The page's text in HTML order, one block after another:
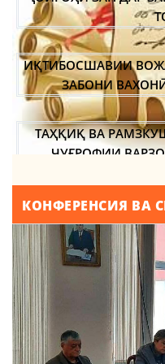
ЧЕХРАХОИ
Мирзо
"Кахрамони
ИҚТИБОСШАВИИ
ЗАБОНИ
ТАҲҚИҚ ВА
ҶУҒРОФИИ
ҚАСИДАИ
КОНФЕРЕНСИЯ ВА